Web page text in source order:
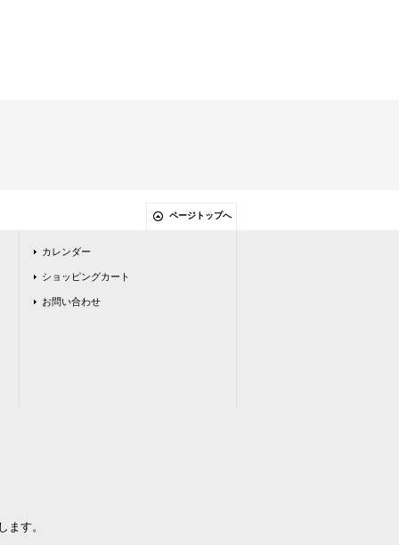
ページトップへ
カレンダー
ショッピングカート
お問い合わせ
ます。